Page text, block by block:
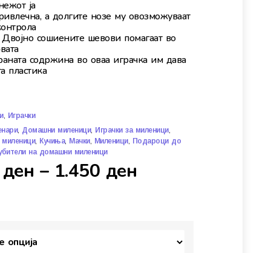
ја
а долгите нозе му овозможуваат
Двојно сошиените шевови помагаат во
содржина во оваа играчка им дава
пластика
, Играчки
, Домашни миленици, Играчки за миленици,
, Кучиња, Мачки, Миленици, Подароци до
на домашни миленици
ден – 1.450 ден